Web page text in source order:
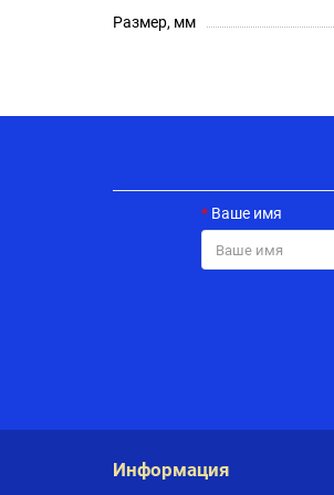
Размер, мм
Ваше имя
Информация